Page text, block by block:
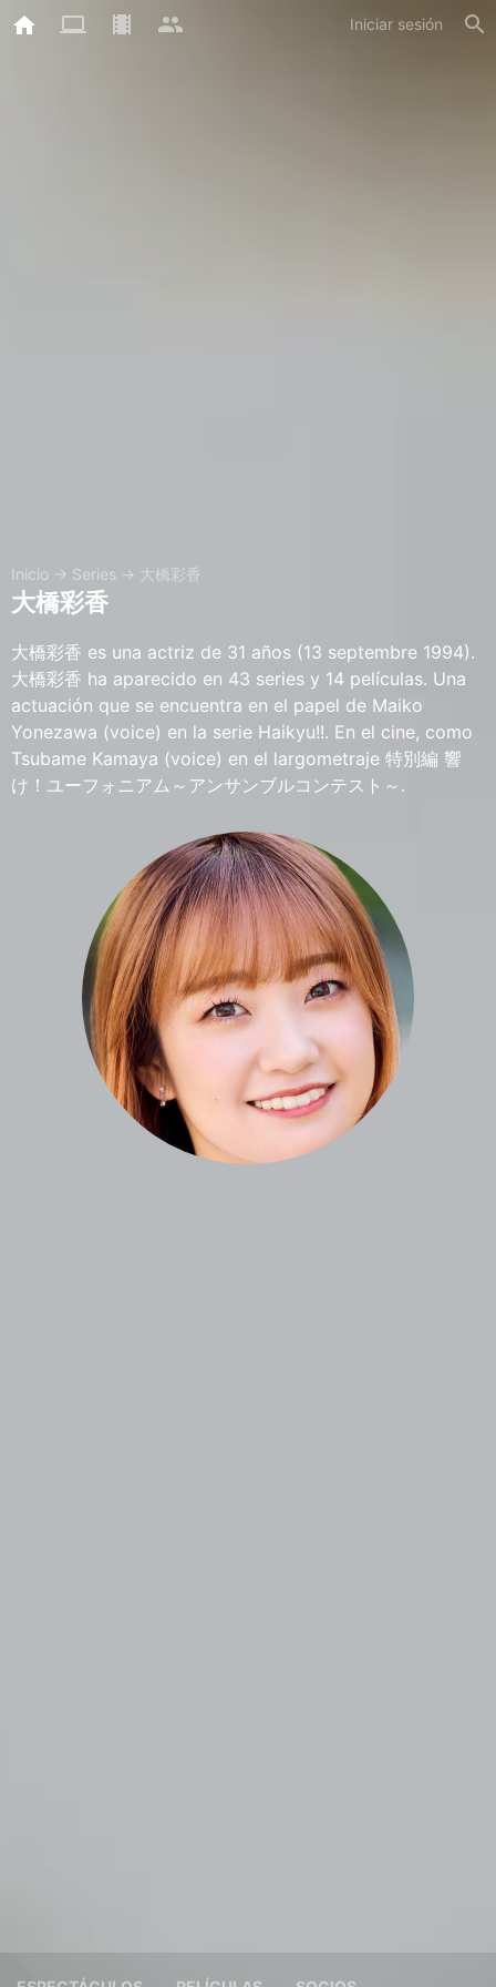
Iniciar sesión
Inicio → Series → 大橋彩香
大橋彩香
大橋彩香 es una actriz de 31 años (13 septembre 1994).
大橋彩香 ha aparecido en 43 series y 14 películas. Una
actuación que se encuentra en el papel de Maiko
Yonezawa (voice) en la serie Haikyu!!. En el cine, como
Tsubame Kamaya (voice) en el largometraje 特別編 響
け！ユーフォニアム～アンサンブルコンテスト～.